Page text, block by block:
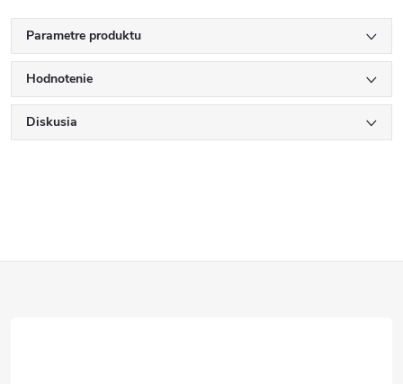
Parametre produktu
Hodnotenie
Diskusia